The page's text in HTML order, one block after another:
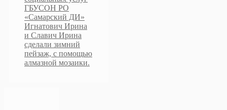
ГБУСОН РО
«Самарский ДИ»
Игнатович Ирина
и Славич Ирина
сделали зимний
пейзаж, с помощью
алмазной мозаики.